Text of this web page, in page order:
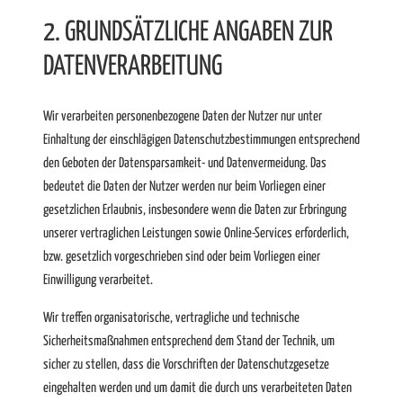
2. GRUNDSÄTZLICHE ANGABEN ZUR
DATENVERARBEITUNG
Wir verarbeiten personenbezogene Daten der Nutzer nur unter
Einhaltung der einschlägigen Datenschutzbestimmungen entsprechend
den Geboten der Datensparsamkeit- und Datenvermeidung. Das
bedeutet die Daten der Nutzer werden nur beim Vorliegen einer
gesetzlichen Erlaubnis, insbesondere wenn die Daten zur Erbringung
unserer vertraglichen Leistungen sowie Online-Services erforderlich,
bzw. gesetzlich vorgeschrieben sind oder beim Vorliegen einer
Einwilligung verarbeitet.
Wir treffen organisatorische, vertragliche und technische
Sicherheitsmaßnahmen entsprechend dem Stand der Technik, um
sicher zu stellen, dass die Vorschriften der Datenschutzgesetze
eingehalten werden und um damit die durch uns verarbeiteten Daten